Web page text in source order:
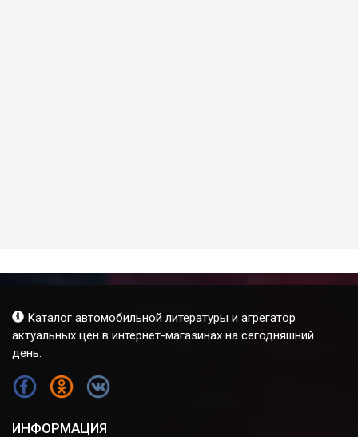
Каталог автомобильной литературы и агрегатор
актуальных цен в интернет-магазинах на сегодняшний
день.
FB OK VK
ИНФОРМАЦИЯ